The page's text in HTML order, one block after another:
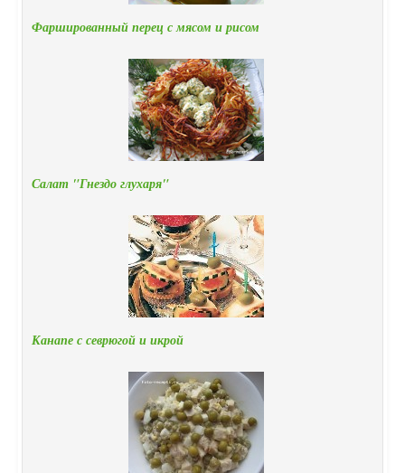
Фаршированный перец с мясом и рисом
Салат "Гнездо глухаря"
Канапе с севрюгой и икрой